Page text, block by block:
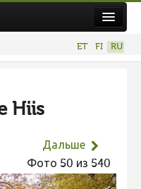
ET FI RU
Hiis
Дальше
Фото 50 из 540